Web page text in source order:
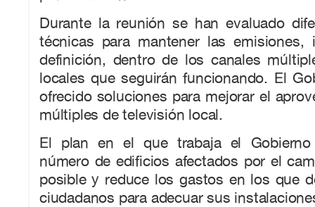
Durante la reunión se han evaluado
técnicas para mantener las emisiones,
definición, dentro de los canales
locales que seguirán funcionando. El
ofrecido soluciones para mejorar el
múltiples de televisión local.
El plan en el que trabaja el
número de edificios afectados por el
posible y reduce los gastos en los que
ciudadanos para adecuar sus